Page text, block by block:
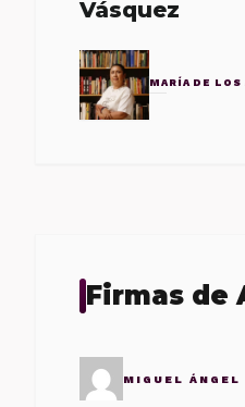
Vásquez
MARÍA DE LOS
Firmas de
MIGUEL